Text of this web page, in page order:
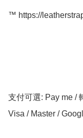
™️ https://
支付可選: Pay me /
Visa / Master /